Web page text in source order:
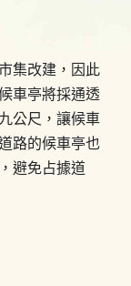
集改建，因此
車亭將採通透
公尺，讓候車
路的候車亭也
避免占據道